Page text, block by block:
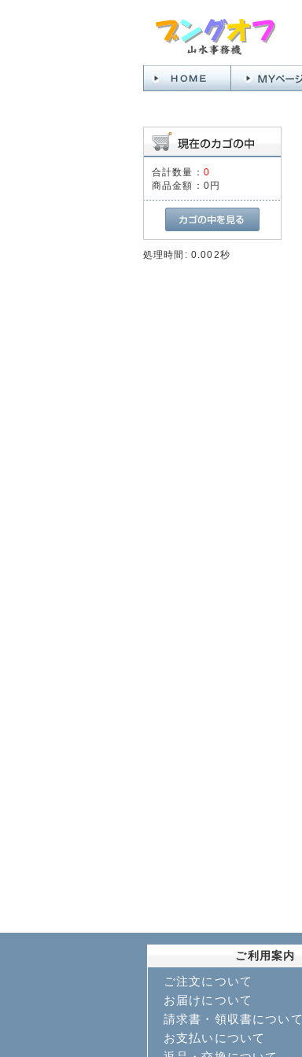
合計数量： 0
商品金額： 0円
処理時間: 0.002秒
ご利用案内
ご注文について
お届けについて
請求書・領収書について
お支払いについて